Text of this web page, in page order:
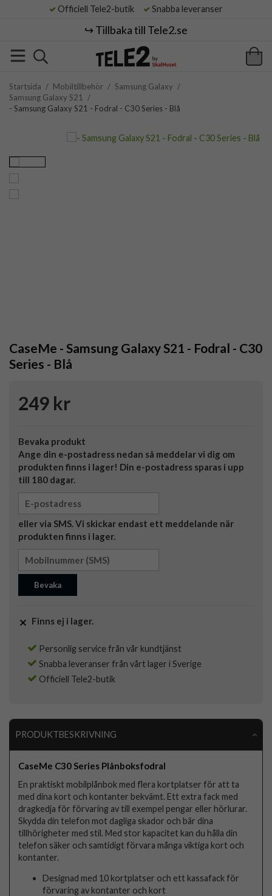
Officiell Tele2-butik Snabba leveranser
↪️ Tillbaka till Tele2.se
Startsida / Mobiltillbehör / Samsung Galaxy /
Samsung Galaxy S21
/
- Samsung Galaxy S21 - Fodral - C30 Series - Blå
CaseMe - Samsung Galaxy S21 - Fodral - C30
Series - Blå
249 kr
Bevaka produkt
Ange din e-postadress nedan så meddelar vi dig om
produkten finns i lager! Din e-postadress sparas i upp
till 180 dagar.
eller via SMS. Vi skickar endast ett meddelande när
produkten finns i lager.
Bevaka
Finns ej i lager.
Personlig service från vår kundtjänst
Snabba leveranser från vårt lager i Sverige
Officiell Tele2-butik
PRODUKTBESKRIVNING
CaseMe C30 Series Plånboksfodral
En praktiskt mobilplånbok med flera kortplatser för att ta
med dina kort och kontanter bekvämt. Ett extra fack med
dragkedja för förvaring av till exempel pengar eller hörlurar.
Skydda din telefon mot dagliga skador och bär dina
tillhörigheter med stil. Med stor kapacitet kan du hålla din
telefon säker och samtidigt förvara många viktiga kort och
kontanter.
Designad med 10 kortplatser och ett kassafack för
förvaring av kontanter och kort